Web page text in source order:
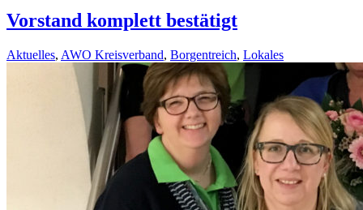
Vorstand komplett bestätigt
Aktuelles, AWO Kreisverband, Borgentreich, Lokales